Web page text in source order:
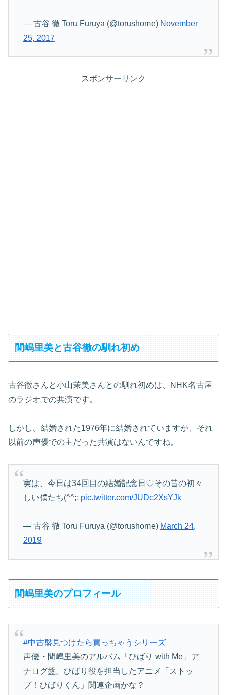
— 古谷 徹 Toru Furuya (@torushome) November
25, 2017
スポンサーリンク
間嶋里美と古谷徹の馴れ初め
古谷徹さんと小山茉美さんとの馴れ初めは、NHK名古屋
のラジオでの共演です。
しかし、結婚された1976年に結婚されていますが、それ
以前の声優での主だった共演はないんですね。
実は、今日は34回目の結婚記念日♡その昔の初々
しい僕たち(^^;; pic.twitter.com/JUDc2XsYJk
— 古谷 徹 Toru Furuya (@torushome) March 24,
2019
間嶋里美のプロフィール
#中古盤見つけたら買っちゃうシリーズ
声優・間嶋里美のアルバム「ひばり with Me」ア
ナログ盤。ひばり役を担当したアニメ「ストッ
プ！ひばりくん」関連企画かな？